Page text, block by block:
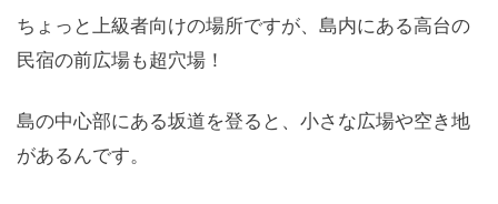
ちょっと上級者向けの場所ですが、島内にある高台の
民宿の前広場も超穴場！
島の中心部にある坂道を登ると、小さな広場や空き地
があるんです。